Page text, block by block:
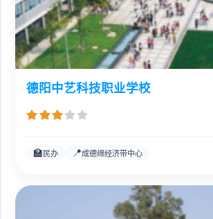
德阳中艺科技职业学校
🏫 民办 📍成德绵经济带中心